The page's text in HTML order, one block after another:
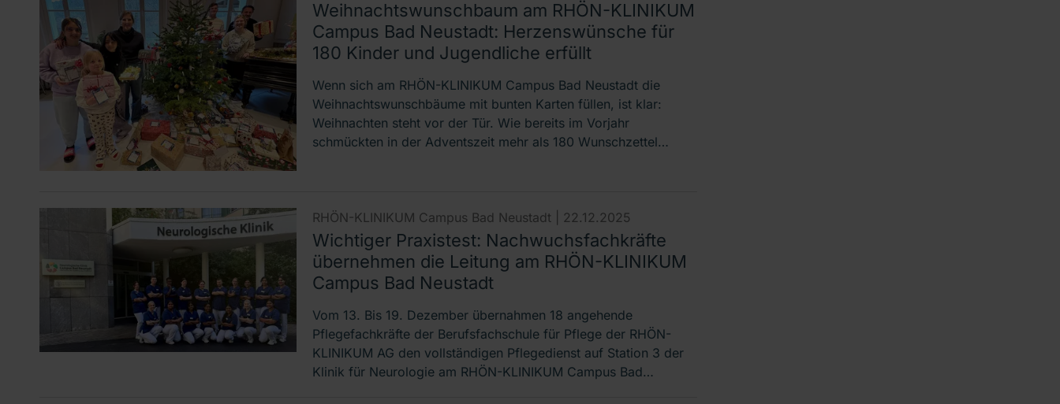
Weihnachtswunschbaum am RHÖN-KLINIKUM
Campus Bad Neustadt: Herzenswünsche für
180 Kinder und Jugendliche erfüllt
Wenn sich am RHÖN-KLINIKUM Campus Bad Neustadt die
Weihnachtswunschbäume mit bunten Karten füllen, ist klar:
Weihnachten steht vor der Tür. Wie bereits im Vorjahr
schmückten in der Adventszeit mehr als 180 Wunschzettel…
RHÖN-KLINIKUM Campus Bad Neustadt | 22.12.2025
Wichtiger Praxistest: Nachwuchsfachkräfte
übernehmen die Leitung am RHÖN-KLINIKUM
Campus Bad Neustadt
Vom 13. Bis 19. Dezember übernahmen 18 angehende
Pflegefachkräfte der Berufsfachschule für Pflege der RHÖN-
KLINIKUM AG den vollständigen Pflegedienst auf Station 3 der
Klinik für Neurologie am RHÖN-KLINIKUM Campus Bad…